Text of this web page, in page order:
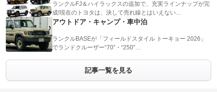
ランクルFJ＆ハイラックスの追加で、充実ラインナップが完
成!現在のトヨタは、決して売れ線とはいえない…
アウトドア・キャンプ・車中泊
ランクルBASEが「フィールドスタイル トーキョー 2026」
でランドクルーザー“70”・“250”…
記事一覧を見る